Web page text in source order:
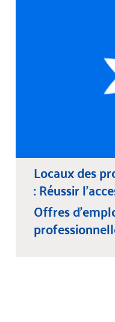
Locaux des
: Réussir
Offres